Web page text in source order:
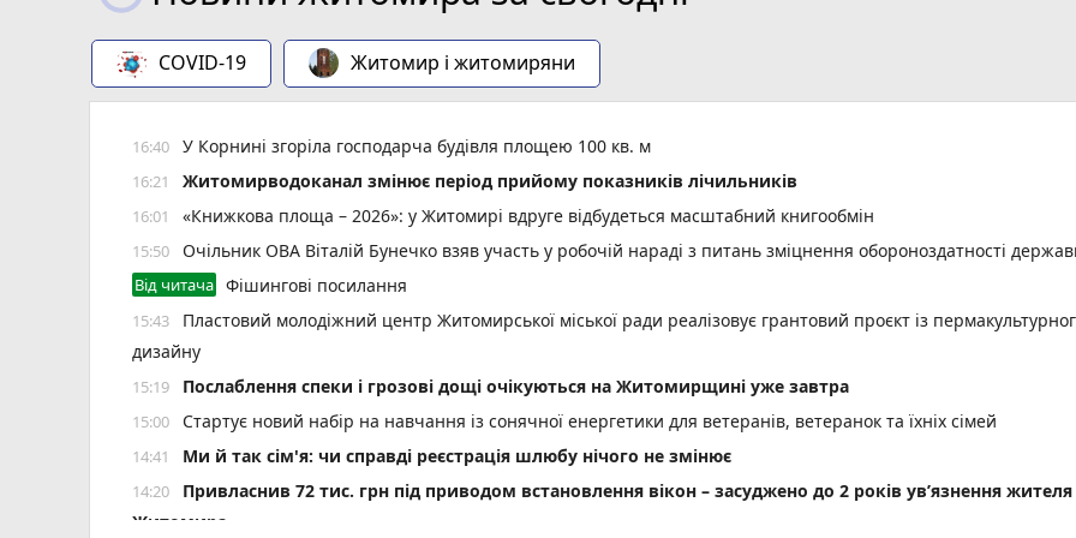
COVID-19 Житомир і житомиряни
16:40 У Корнині згоріла господарча будівля площею 100 кв. м
16:21 Житомирводоканал змінює період прийому показників лічильників
16:01 «Книжкова площа – 2026»: у Житомирі вдруге відбудеться масштабний книгообмін
15:50 Очільник ОВА Віталій Бунечко взяв участь у робочій нараді з питань зміцнення обороноздатності
Від читача Фішингові посилання
15:43
Пластовий молодіжний центр Житомирської міської ради реалізовує грантовий проєкт із
дизайну
15:19 Послаблення спеки і грозові дощі очікуються на Житомирщині уже завтра
15:00 Стартує новий набір на навчання із сонячної енергетики для ветеранів, ветеранок та їхніх сімей
14:41 Ми й так сім'я: чи справді реєстрація шлюбу нічого не змінює
14:20
Привласнив 72 тис. грн під приводом встановлення вікон – засуджено до 2 років ув’язнення жителя
Житомира